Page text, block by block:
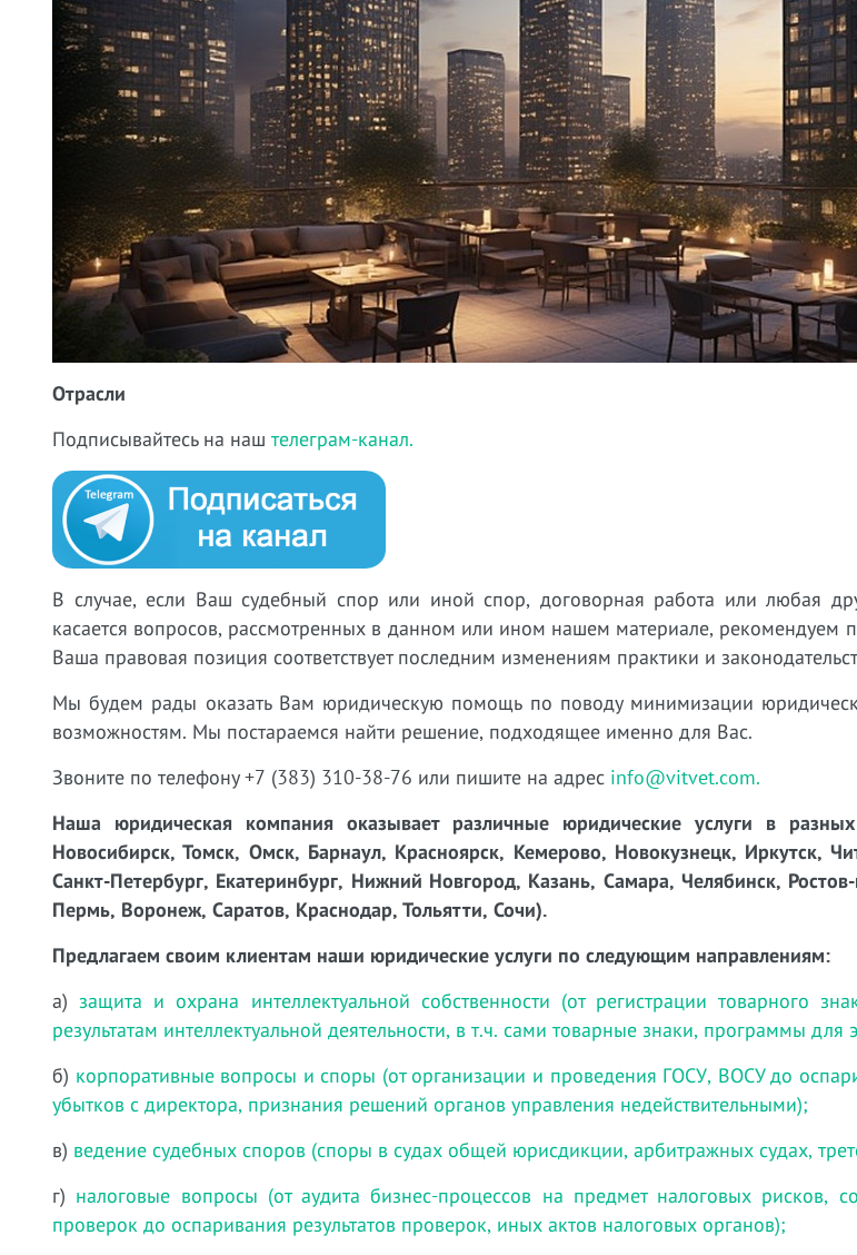
Отрасли
Подписывайтесь на наш телеграм-канал.
В случае, если Ваш судебный спор или иной спор, договорная работа или любая
касается вопросов, рассмотренных в данном или ином нашем материале, рекомендуем
Ваша правовая позиция соответствует последним изменениям практики и
Мы будем рады оказать Вам юридическую помощь по поводу минимизации
возможностям. Мы постараемся найти решение, подходящее именно для Вас.
Звоните по телефону +7 (383) 310-38-76 или пишите на адрес info@vitvet.com.
Наша юридическая компания оказывает различные юридические услуги в
Новосибирск, Томск, Омск, Барнаул, Красноярск, Кемерово, Новокузнецк, Иркутск,
Санкт-Петербург, Екатеринбург, Нижний Новгород, Казань, Самара, Челябинск,
Пермь, Воронеж, Саратов, Краснодар, Тольятти, Сочи).
Предлагаем своим клиентам наши юридические услуги по следующим направлениям:
а)защита и охрана интеллектуальной собственности (от регистрации товарного
результатам интеллектуальной деятельности, в т.ч. сами товарные знаки, программы для
б) корпоративные вопросы и споры (от организации и проведения ГОСУ, ВОСУ до
убытков с директора, признания решений органов управления недействительными);
в) ведение судебных споров (споры в судах общей юрисдикции, арбитражных судах,
г) налоговые вопросы (от аудита бизнес-процессов на предмет налоговых рисков,
проверок до оспаривания результатов проверок, иных актов налоговых органов);